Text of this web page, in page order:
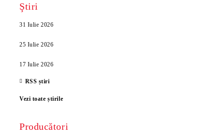
Ştiri
31 Iulie 2026
25 Iulie 2026
17 Iulie 2026
RSS știri
Vezi toate știrile
Producători